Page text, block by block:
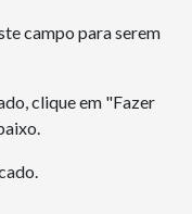
campo para serem
clique em "Fazer